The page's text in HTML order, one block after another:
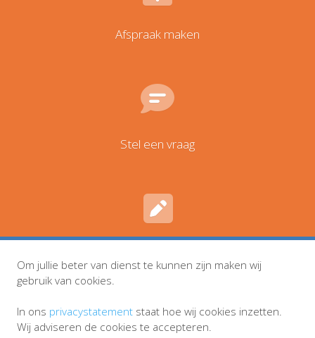
Afspraak maken
Stel een vraag
Om jullie beter van dienst te kunnen zijn maken wij
gebruik van cookies.
In ons privacystatement staat hoe wij cookies inzetten.
Wij adviseren de cookies te accepteren.